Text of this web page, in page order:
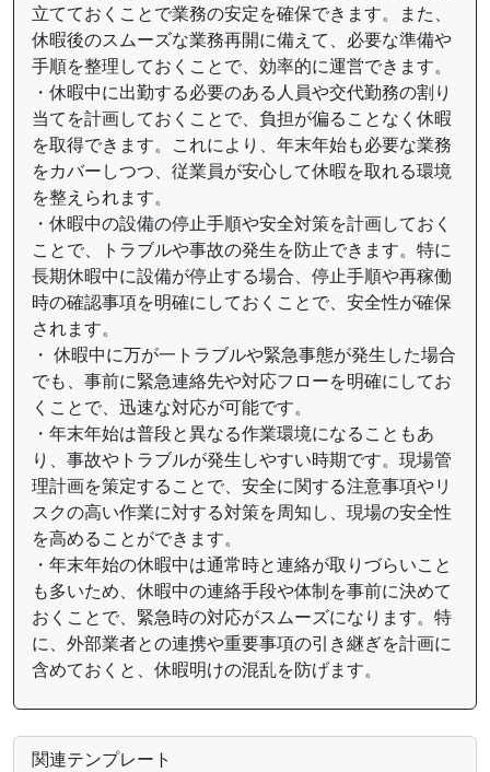
立てておくことで業務の安定を確保できます。また、
休暇後のスムーズな業務再開に備えて、必要な準備や
手順を整理しておくことで、効率的に運営できます。
・休暇中に出勤する必要のある人員や交代勤務の割り
当てを計画しておくことで、負担が偏ることなく休暇
を取得できます。これにより、年末年始も必要な業務
をカバーしつつ、従業員が安心して休暇を取れる環境
を整えられます。
・休暇中の設備の停止手順や安全対策を計画しておく
ことで、トラブルや事故の発生を防止できます。特に
長期休暇中に設備が停止する場合、停止手順や再稼働
時の確認事項を明確にしておくことで、安全性が確保
されます。
・ 休暇中に万が一トラブルや緊急事態が発生した場合
でも、事前に緊急連絡先や対応フローを明確にしてお
くことで、迅速な対応が可能です。
・年末年始は普段と異なる作業環境になることもあ
り、事故やトラブルが発生しやすい時期です。現場管
理計画を策定することで、安全に関する注意事項やリ
スクの高い作業に対する対策を周知し、現場の安全性
を高めることができます。
・年末年始の休暇中は通常時と連絡が取りづらいこと
も多いため、休暇中の連絡手段や体制を事前に決めて
おくことで、緊急時の対応がスムーズになります。特
に、外部業者との連携や重要事項の引き継ぎを計画に
含めておくと、休暇明けの混乱を防げます。
関連テンプレート